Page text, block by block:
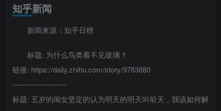
知乎新闻
新闻来源：知乎日榜
标题: 为什么鸟类看不见玻璃？
链接: https://daily.zhihu.com/story/9783880
----------------------
标题: 五岁的闺女坚定的认为明天的明天叫前天，我该如何解